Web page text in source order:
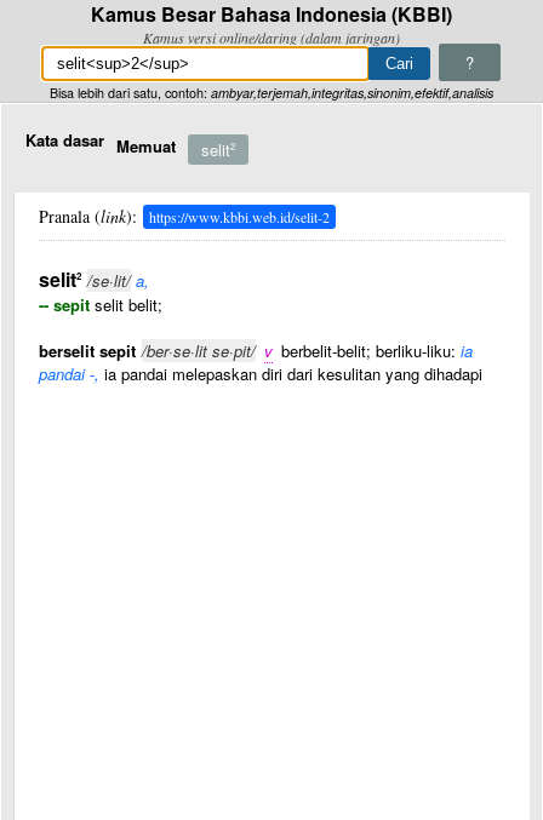
Kamus Besar Bahasa Indonesia (KBBI)
Kamus versi online/daring (dalam jaringan)
?
Bisa lebih dari satu, contoh: ambyar,terjemah,integritas,sinonim,efektif,analisis
Kata dasar Memuat selit2
Pranala (link): https://www.kbbi.web.id/selit-2
selit2 /se·lit/ a,
-- sepit selit belit;
berselit sepit /ber·se·lit se·pit/ v berbelit-belit; berliku-liku: ia
pandai -, ia pandai melepaskan diri dari kesulitan yang dihadapi